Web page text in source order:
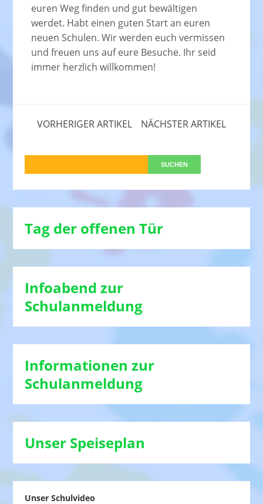
euren Weg finden und gut bewältigen
werdet. Habt einen guten Start an euren
neuen Schulen. Wir werden euch vermissen
und freuen uns auf eure Besuche. Ihr seid
immer herzlich willkommen!
VORHERIGER ARTIKEL NÄCHSTER ARTIKEL
Tag der offenen Tür
Infoabend zur
Schulanmeldung
Informationen zur
Schulanmeldung
Unser Speiseplan
Unser Schulvideo